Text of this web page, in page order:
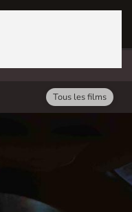
Tous les films